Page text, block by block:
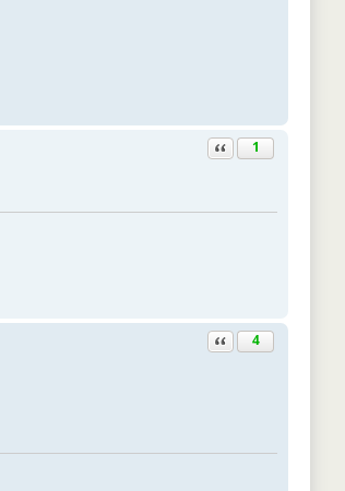
Ответить с цитатой
1
Ответить с цитатой
4